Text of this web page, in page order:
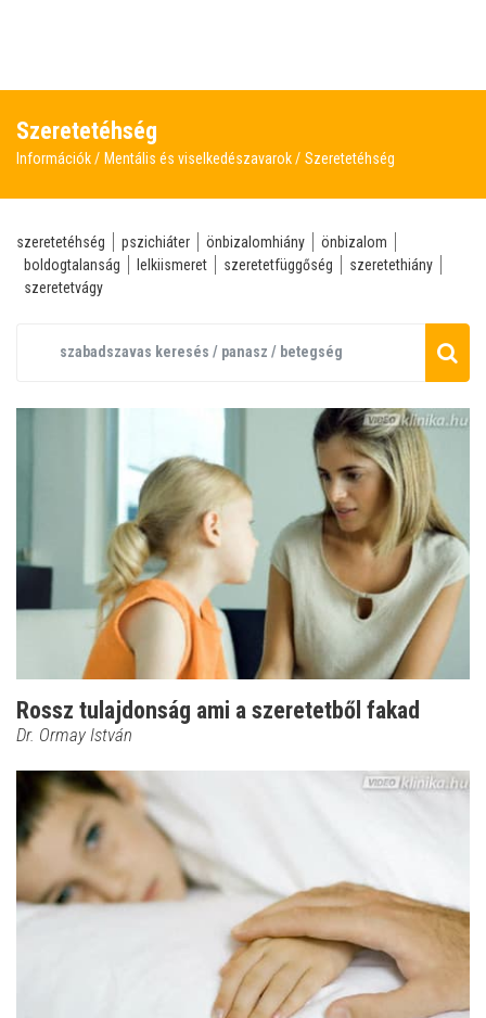
Szeretetéhség
Információk Mentális és viselkedészavarok Szeretetéhség
szeretetéhség pszichiáter önbizalomhiány
önbizalom
boldogtalanság
lelkiismeret szeretetfüggőség
szeretethiány
szeretetvágy
Rossz tulajdonság ami a szeretetből fakad
Dr. Ormay István